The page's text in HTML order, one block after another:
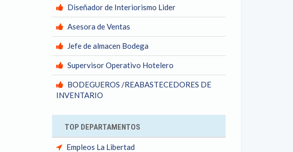
Diseñador de Interiorismo Lider
Asesora de Ventas
Jefe de almacen Bodega
Supervisor Operativo Hotelero
BODEGUEROS /REABASTECEDORES DE
INVENTARIO
TOP DEPARTAMENTOS
Empleos La Libertad